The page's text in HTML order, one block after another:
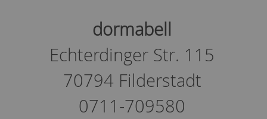
dormabell
Echterdinger Str. 115
70794 Filderstadt
0711-709580